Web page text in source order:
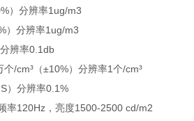
）分辨率1ug/m3
）分辨率1ug/m3
辨率0.1db
/cm³（±10%）分辨率1个/cm³
）分辨率0.1%
率120Hz，亮度1500-2500 cd/m2